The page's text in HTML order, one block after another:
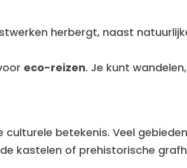
herbergt, naast
eco-reizen. Je kunt
betekenis. Veel
kastelen of prehistorische